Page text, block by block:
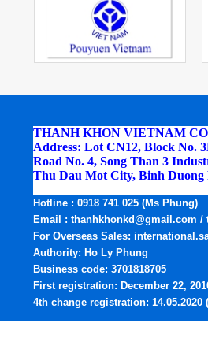
THANH KHON VIETNAM
Address: Lot CN12, Block No.
Road No. 4, Song Than 3
Thu Dau Mot City, Binh Duong
Hotline : 0918 741 025 (Ms Phung)
Email : thanhkhonkd@gmail.com /
For Overseas Sales:
Authority: Ho Ly Phung
Business code: 3701818705
First registration: December 22,
4th change registration: 14.05.2020